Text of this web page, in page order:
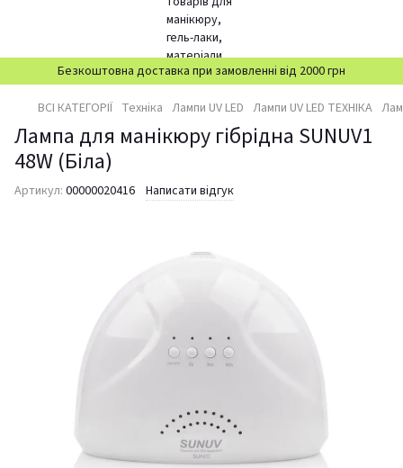
Безкоштовна доставка при замовленні від 2000 грн
ВСІ КАТЕГОРІЇ Техніка Лампи UV LED Лампи UV LED ТЕХНІКА
Лампа для манікюру гібрідна SUNUV1
48W (Біла)
Артикул: 00000020416 Написати відгук